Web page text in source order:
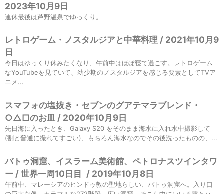
2023年10月9日
連休最後は芦野温泉でゆっくり。
レトロゲーム・ノスタルジアと中華料理 / 2021年10月9
日
今日はゆっくり休みたくなり、午前中はほぼ寝て過ごす。レトロゲーム
なYouTubeを見ていて、幼少期のノスタルジアを感じる要素としてTVア
ニメ...
スマフォの塩抜き・セブンのグアテマラブレンド・
○△□のお皿 / 2020年10月9日
先日海に入ったとき、Galaxy S20 をそのまま海水に入れ水中撮影して
(割と普通に撮れてすごい)、もちろん海水なのでその後洗ったものの、...
バトゥ洞窟、イスラーム美術館、ペトロナスツインタワ
ー / 世界一周10日目 / 2019年10月8日
午前中、マレーシアのヒンドゥ教の聖地らしい、バトゥ洞窟へ。入り口